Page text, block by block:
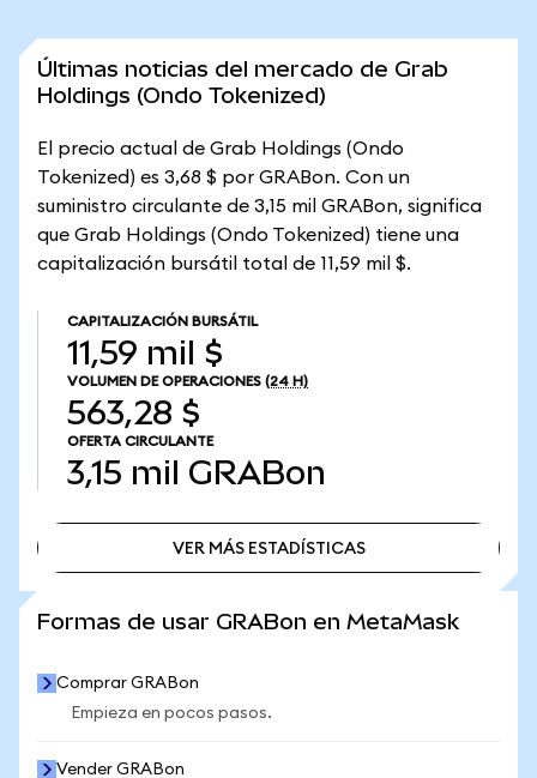
Últimas noticias del mercado de Grab
Holdings (Ondo Tokenized)
El precio actual de Grab Holdings (Ondo
Tokenized) es 3,68 $ por GRABon. Con un
suministro circulante de 3,15 mil GRABon, significa
que Grab Holdings (Ondo Tokenized) tiene una
capitalización bursátil total de 11,59 mil $.
CAPITALIZACIÓN BURSÁTIL
11,59 mil $
VOLUMEN DE OPERACIONES (24 H)
563,28 $
OFERTA CIRCULANTE
3,15 mil GRABon
VER MÁS ESTADÍSTICAS
Formas de usar GRABon en MetaMask
Comprar GRABon
Empieza en pocos pasos.
Vender GRABon